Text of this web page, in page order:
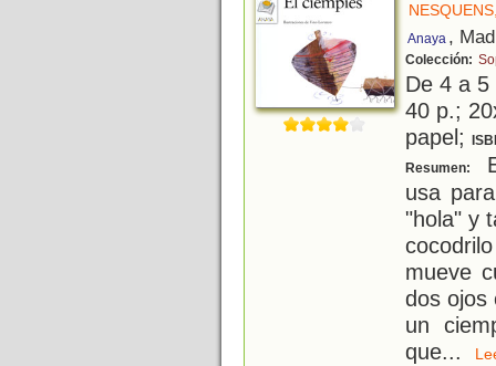
Anaya ,
Colección:
De 4 a
40 p.;
papel;
Resumen:
usa
"hola" y
mueve
dos ojos
un
que...